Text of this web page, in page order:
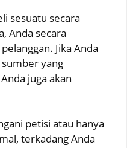
sesuatu secara
Anda secara
Jika Anda
yang
juga akan
petisi atau hanya
terkadang Anda